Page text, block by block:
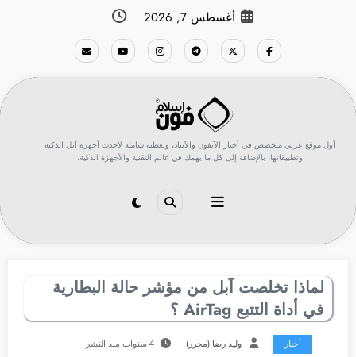
أغسطس 7, 2026
أول موقع عربي متخصص في أخبار الآيفون والآيباد، وتغطية شاملة لأحدث أجهزة أبل الذكية
وتطبيقاتها، بالإضافة إلى كل ما يهمك في عالم التقنية والأجهزة الذكية.
لماذا تخلصت آبل من مؤشر حالة البطارية
في أداة التتبع AirTag ؟
أخبار وليد رضا (محرر) 4 سنوات منذ النشر